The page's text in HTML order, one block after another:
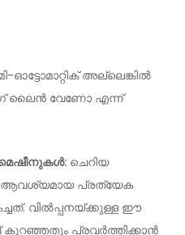
അല്ലെങ്കിൽ
ലൈൻ വേണോ എന്ന്
ചെറിയ
പ്രത്യേക
വിൽപ്പനയ്‌ക്കുള്ള ഈ
കുറഞ്ഞതും പ്രവർത്തിക്കാൻ